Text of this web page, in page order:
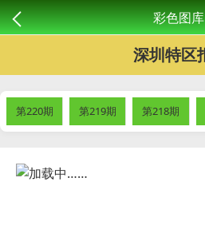
彩色图库
深圳特区
第220期 第219期 第218期